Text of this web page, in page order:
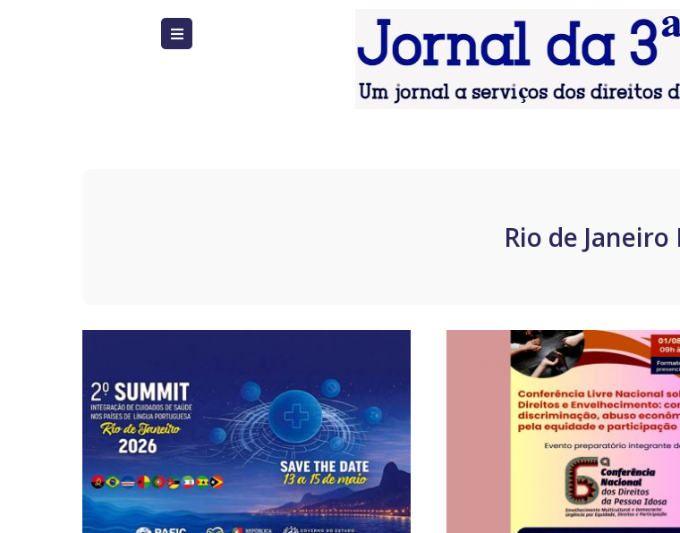
Rio de Janeiro